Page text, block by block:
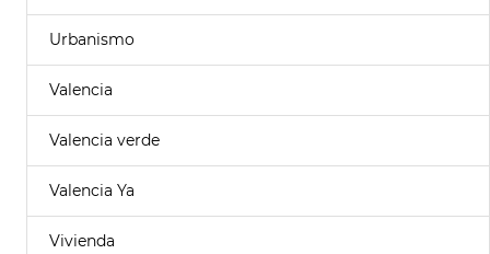
Urbanismo
Valencia
Valencia verde
Valencia Ya
Vivienda